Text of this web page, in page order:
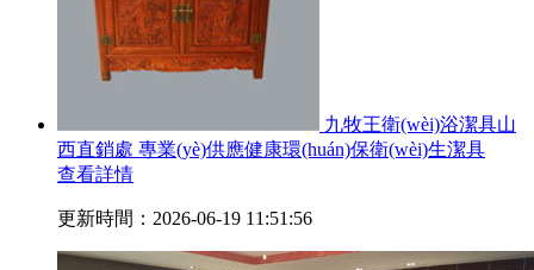
九牧王衛(wèi)浴潔具山
西直銷處 專業(yè)供應健康環(huán)保衛(wèi)生潔具
查看詳情
更新時間：2026-06-19 11:51:56